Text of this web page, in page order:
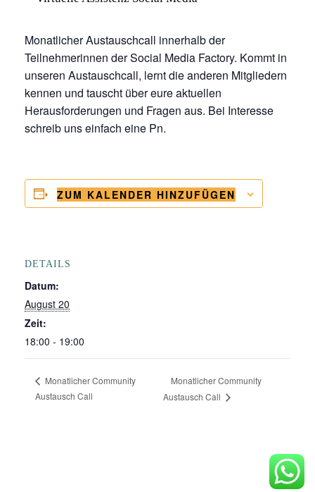
Monatlicher Austauschcall innerhalb der
Teilnehmerinnen der Social Media Factory. Kommt in
unseren Austauschcall, lernt die anderen Mitgliedern
kennen und tauscht über eure aktuellen
Herausforderungen und Fragen aus. Bei Interesse
schreib uns einfach eine Pn.
ZUM KALENDER HINZUFÜGEN
DETAILS
Datum:
August 20
Zeit:
18:00 - 19:00
Monatlicher Community
Austausch Call
Monatlicher Community
Austausch Call